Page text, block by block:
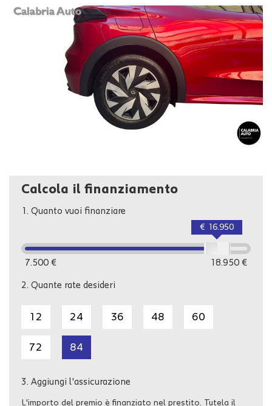
Calcola il finanziamento
1. Quanto vuoi finanziare
7.500 € 18.950 €
€ 16.950
2. Quante rate desideri
12 24 36 48 60
72 84
3. Aggiungi l'assicurazione
L'importo del premio è finanziato nel prestito. Tutela il